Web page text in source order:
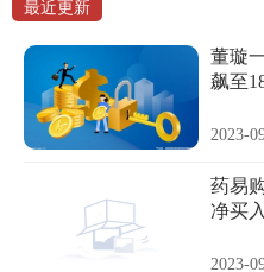
最近更新
董璇
飙至
2023-
药易
净买
2023-